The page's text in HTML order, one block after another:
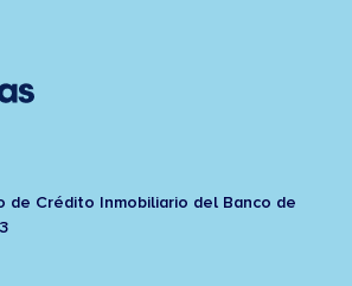
de Crédito Inmobiliario del Banco de